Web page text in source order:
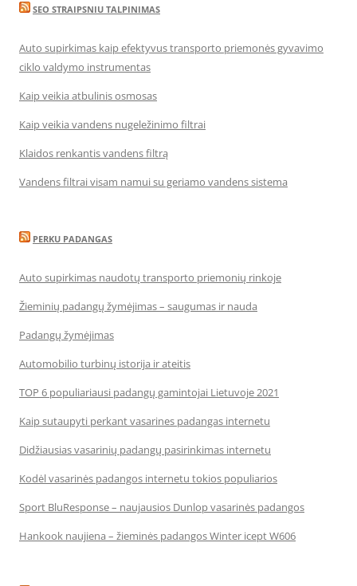
SEO STRAIPSNIU TALPINIMAS
Auto supirkimas kaip efektyvus transporto priemonės gyvavimo
ciklo valdymo instrumentas
Kaip veikia atbulinis osmosas
Kaip veikia vandens nugeležinimo filtrai
Klaidos renkantis vandens filtrą
Vandens filtrai visam namui su geriamo vandens sistema
PERKU PADANGAS
Auto supirkimas naudotų transporto priemonių rinkoje
Žieminių padangų žymėjimas – saugumas ir nauda
Padangų žymėjimas
Automobilio turbinų istorija ir ateitis
TOP 6 populiariausi padangų gamintojai Lietuvoje 2021
Kaip sutaupyti perkant vasarines padangas internetu
Didžiausias vasarinių padangų pasirinkimas internetu
Kodėl vasarinės padangos internetu tokios populiarios
Sport BluResponse – naujausios Dunlop vasarinės padangos
Hankook naujiena – žieminės padangos Winter icept W606